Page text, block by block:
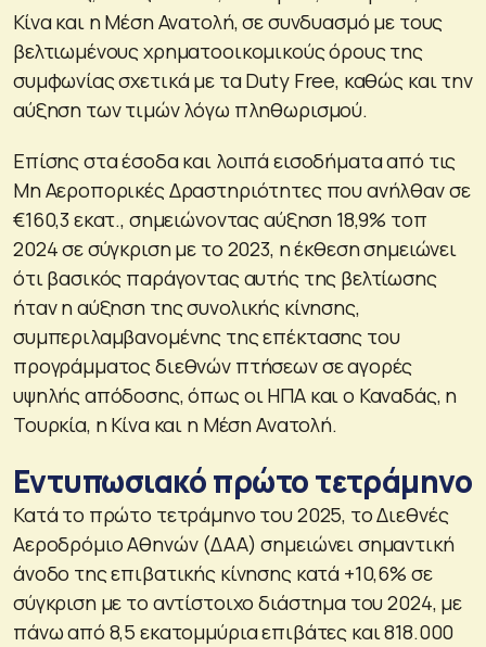
Κίνα και η Μέση Ανατολή, σε συνδυασμό με τους
βελτιωμένους χρηματοοικομικούς όρους της
συμφωνίας σχετικά με τα Duty Free, καθώς και την
αύξηση των τιμών λόγω πληθωρισμού.
Επίσης στα έσοδα και λοιπά εισοδήματα από τις
Μη Αεροπορικές Δραστηριότητες που ανήλθαν σε
€160,3 εκατ., σημειώνοντας αύξηση 18,9% τοπ
2024 σε σύγκριση με το 2023, η έκθεση σημειώνει
ότι βασικός παράγοντας αυτής της βελτίωσης
ήταν η αύξηση της συνολικής κίνησης,
συμπεριλαμβανομένης της επέκτασης του
προγράμματος διεθνών πτήσεων σε αγορές
υψηλής απόδοσης, όπως οι ΗΠΑ και ο Καναδάς, η
Τουρκία, η Κίνα και η Μέση Ανατολή.
Εντυπωσιακό πρώτο τετράμηνο
Κατά το πρώτο τετράμηνο του 2025, το Διεθνές
Αεροδρόμιο Αθηνών (ΔΑΑ) σημειώνει σημαντική
άνοδο της επιβατικής κίνησης κατά +10,6% σε
σύγκριση με το αντίστοιχο διάστημα του 2024, με
πάνω από 8,5 εκατομμύρια επιβάτες και 818.000